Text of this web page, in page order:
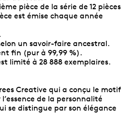
pièce de la série de 12 pièces
est émise chaque année
un savoir-faire ancestral.
fin (pur à 99,99 %).
limité à 28 888 exemplaires.
Creative qui a conçu le motif
de la personnalité
se distingue par son élégance